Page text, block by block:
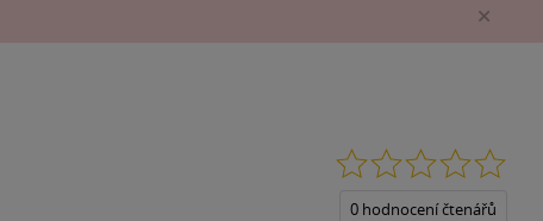
0 hodnocení čtenářů